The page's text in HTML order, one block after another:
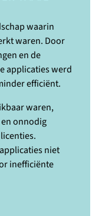
waarin
waren. Door
en de
applicaties werd
efficiënt.
waren,
onnodig
niet
inefficiënte